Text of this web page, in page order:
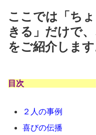
ここでは「ち
きる」だけで
をご紹介します
目次
２人の事例
喜びの伝播